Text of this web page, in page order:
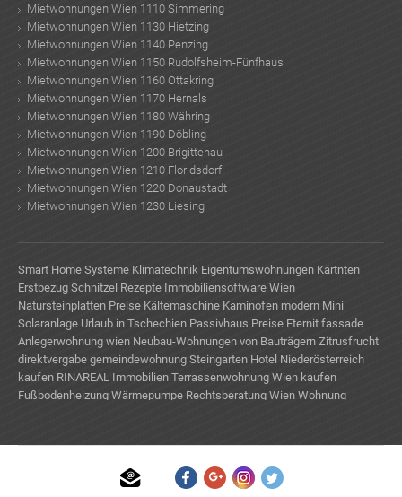
Mietwohnungen Wien 1110 Simmering
Mietwohnungen Wien 1130 Hietzing
Mietwohnungen Wien 1140 Penzing
Mietwohnungen Wien 1150 Rudolfsheim-Fünfhaus
Mietwohnungen Wien 1160 Ottakring
Mietwohnungen Wien 1170 Hernals
Mietwohnungen Wien 1180 Währing
Mietwohnungen Wien 1190 Döbling
Mietwohnungen Wien 1200 Brigittenau
Mietwohnungen Wien 1210 Floridsdorf
Mietwohnungen Wien 1220 Donaustadt
Mietwohnungen Wien 1230 Liesing
Smart Home Systeme Klimatechnik Eigentumswohnungen Kärtnten
Erstbezug Schnitzel Rezepte Immobiliensoftware Wien
Natursteinplatten Preise Kältemaschine Kaminofen modern Mini
Solaranlage Urlaub in Tschechien Passivhaus Preise Eternit fassade
Anlegerwohnung wien Neubau-Wohnungen von Bauträgern Zitrusfrucht
direktvergabe gemeindewohnung Steingarten Hotel Niederösterreich
kaufen RINAREAL Immobilien Terrassenwohnung Wien kaufen
Fußbodenheizung Wärmepumpe Rechtsberatung Wien Wohnung